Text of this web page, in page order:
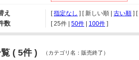
え [指定なし ] [ 新しい順 | 古い順 ] [
数 [ 25件 50件 100件 ]
( 5件 ) （カテゴリ名：販売終了）